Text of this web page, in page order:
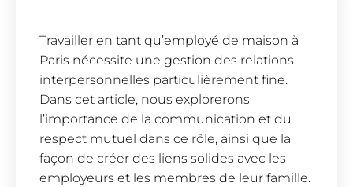
Travailler en tant qu’employé de maison à
Paris nécessite une gestion des relations
interpersonnelles particulièrement fine.
Dans cet article, nous explorerons
l’importance de la communication et du
respect mutuel dans ce rôle, ainsi que la
façon de créer des liens solides avec les
employeurs et les membres de leur famille.